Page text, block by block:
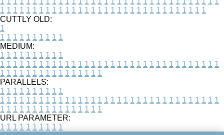
1 1 1 1 1 1 1 1 1 1 1 1 1 1 1 1 1 1 1 1 1 1 1 1 1 1 1 1 1 1 1 1
CUTTLY OLD:
1
1 1 1 1 1 1 1 1 1 1
MEDIUM:
1 1 1 1 1 1 1 1 1 1
1 1 1 1 1 1 1 1 1 1 1 1 1 1 1 1 1 1 1 1 1 1 1 1 1 1 1 1 1 1 1 1 1 1
1 1 1 1 1 1 1 1 1 1 1 1 1 1 1 1
PARALLELS:
1 1 1 1 1 1 1 1 1 1
1 1 1 1 1 1 1 1 1 1 1 1 1 1 1 1 1 1 1 1 1 1 1 1 1 1 1 1 1 1 1 1 1 1
1 1 1 1 1 1 1 1 1 1 1 1 1 1 1 1
URL PARAMETER:
1 1 1 1 1 1 1 1 1 1